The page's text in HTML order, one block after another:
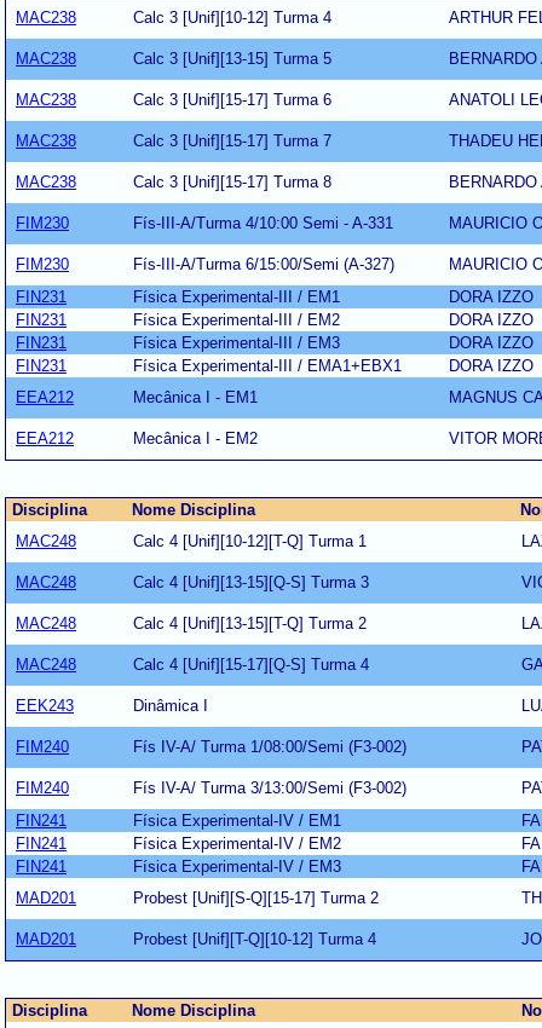
MAC238 Calc 3 [Unif][10-12] Turma 4 ARTHUR
MAC238 Calc 3 [Unif][13-15] Turma 5
MAC238 Calc 3 [Unif][15-17] Turma 6 ANATOLI
MAC238 Calc 3 [Unif][15-17] Turma 7 THADEU
MAC238 Calc 3 [Unif][15-17] Turma 8
FIM230 Fís-III-A/Turma 4/10:00 Semi - A-331 MAURICIO
FIM230 Fís-III-A/Turma 6/15:00/Semi (A-327)
MAURICIO
FIN231
Física Experimental-III / EM1
DORA IZZO
FIN231
Física Experimental-III / EM2
DORA IZZO
FIN231
Física Experimental-III / EM3
DORA IZZO
FIN231
Física Experimental-III / EMA1+EBX1
DORA IZZO
EEA212
Mecânica I - EM1 MAGNUS
EEA212 Mecânica I - EM2 VITOR
Disciplina Nome Disciplina
MAC248
Calc 4 [Unif][10-12][T-Q] Turma 1
MAC248 Calc 4 [Unif][13-15][Q-S] Turma 3
MAC248 Calc 4 [Unif][13-15][T-Q] Turma 2
MAC248 Calc 4 [Unif][15-17][Q-S] Turma 4
EEK243 Dinâmica I
FIM240 Fís IV-A/ Turma 1/08:00/Semi (F3-002)
FIM240 Fís IV-A/ Turma 3/13:00/Semi (F3-002)
FIN241
Física Experimental-IV / EM1
FIN241
Física Experimental-IV / EM2
FIN241
Física Experimental-IV / EM3
MAD201
Probest [Unif][S-Q][15-17] Turma 2
MAD201 Probest [Unif][T-Q][10-12] Turma 4
Disciplina Nome Disciplina